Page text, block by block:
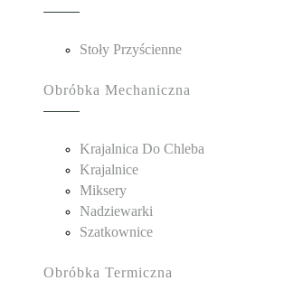
Stoły Przyścienne
Obróbka Mechaniczna
Krajalnica Do Chleba
Krajalnice
Miksery
Nadziewarki
Szatkownice
Obróbka Termiczna